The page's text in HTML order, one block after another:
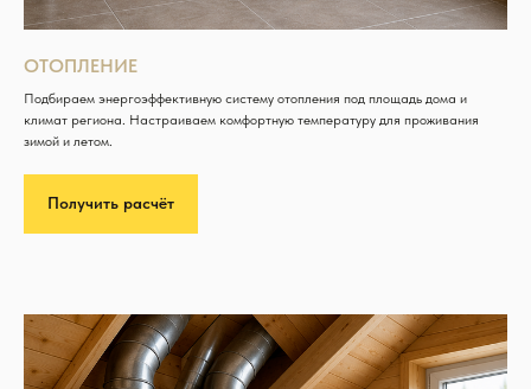
ОТОПЛЕНИЕ
Подбираем энергоэффективную систему отопления под площадь дома и
климат региона. Настраиваем комфортную температуру для проживания
зимой и летом.
Получить расчёт